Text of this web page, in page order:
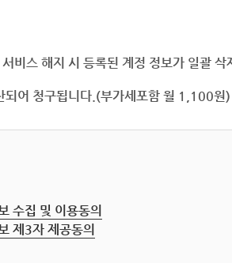
비스 해지 시 등록된 계정 정보가 일괄
되어 청구됩니다.(부가세포함 월 1,100원)
수집 및 이용동의
제3자 제공동의